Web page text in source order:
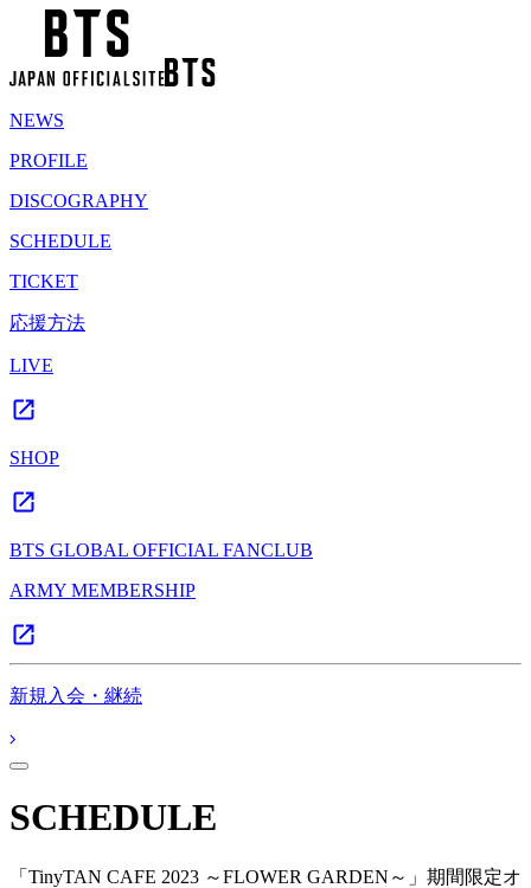
NEWS
PROFILE
DISCOGRAPHY
SCHEDULE
TICKET
応援方法
LIVE
SHOP
BTS GLOBAL OFFICIAL FANCLUB
ARMY MEMBERSHIP
新規入会・継続
SCHEDULE
「TinyTAN CAFE 2023 ～FLOWER GARDEN～」期間限定オ